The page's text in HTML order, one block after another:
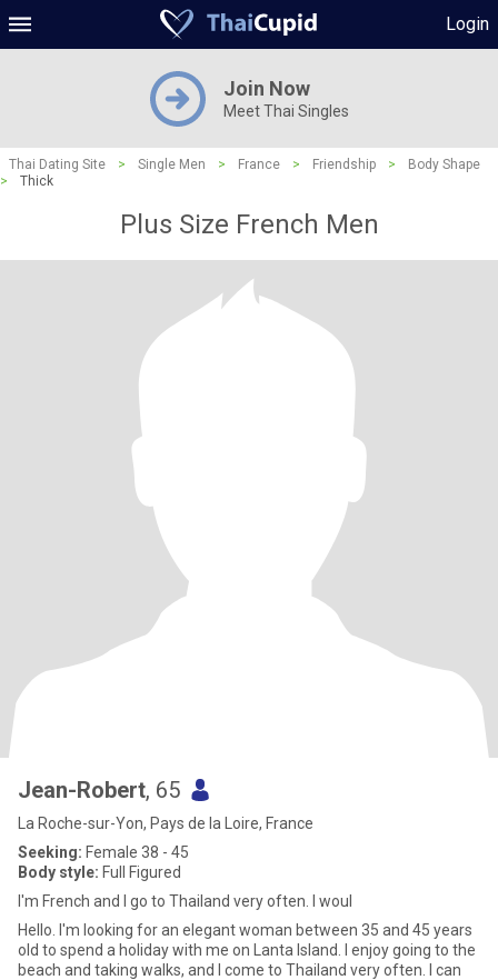
Login
Join Now
Meet Thai Singles
Thai Dating Site > Single Men > France > Friendship >
Body Shape
>
Thick
Plus Size French Men
Jean-Robert, 65
La Roche-sur-Yon, Pays de la Loire, France
Seeking: Female 38 - 45
Body style: Full Figured
I'm French and I go to Thailand very often. I woul
Hello. I'm looking for an elegant woman between 35 and 45 years
old to spend a holiday with me on Lanta Island. I enjoy going to the
beach and taking walks, and I come to Thailand very often. I can